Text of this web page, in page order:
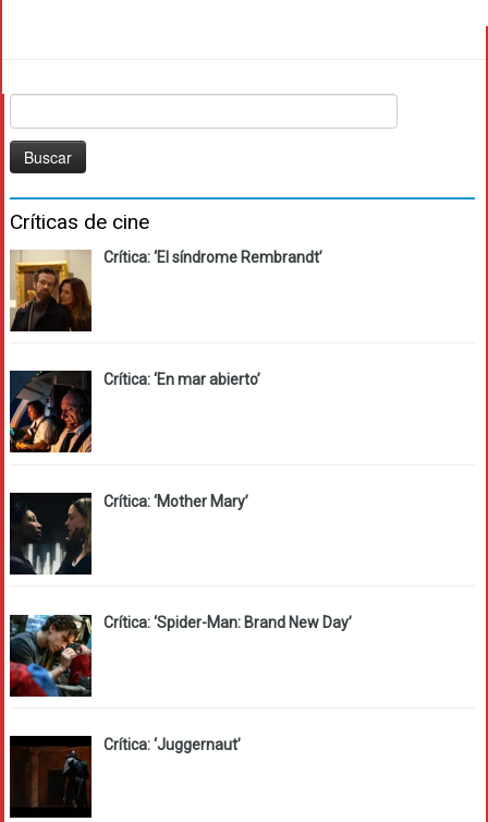
Críticas de cine
Crítica: ‘El síndrome Rembrandt’
Crítica: ‘En mar abierto’
Crítica: ‘Mother Mary’
Crítica: ‘Spider-Man: Brand New Day’
Crítica: ‘Juggernaut’